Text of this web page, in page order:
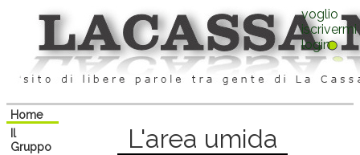
voglio
iscrivermi
login
Home
Il
Gruppo
L'area umida